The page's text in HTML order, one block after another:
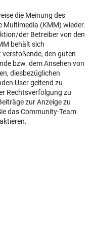
die Meinung des
Multimedia (KMM) wieder.
der Betreiber von den
behält sich
verstoßende, den guten
bzw. dem Ansehen von
diesbezüglichen
User geltend zu
Rechtsverfolgung zu
zur Anzeige zu
das Community-Team